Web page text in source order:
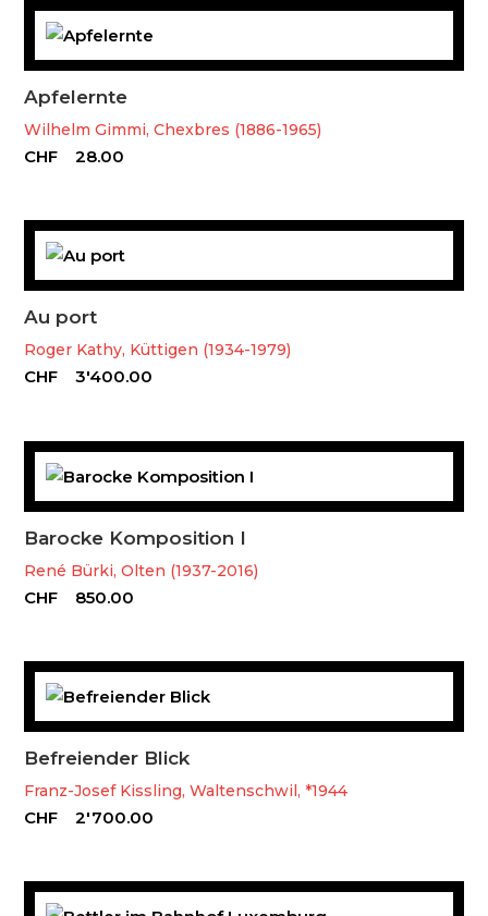
Apfelernte
Wilhelm Gimmi, Chexbres (1886-1965)
CHF 28.00
Au port
Roger Kathy, Küttigen (1934-1979)
CHF 3'400.00
Barocke Komposition I
René Bürki, Olten (1937-2016)
CHF 850.00
Befreiender Blick
Franz-Josef Kissling, Waltenschwil, *1944
CHF 2'700.00